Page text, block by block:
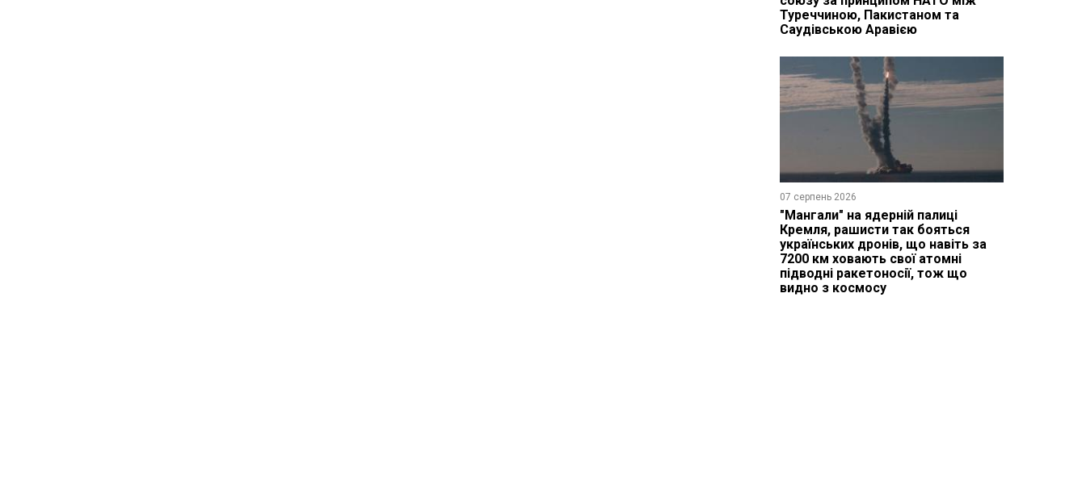
Туреччиною, Пакистаном та
Саудівською Аравією
07 серпень 2026
"Мангали" на ядерній палиці
Кремля, рашисти так бояться
українських дронів, що навіть за
7200 км ховають свої атомні
підводні ракетоносії, тож що
видно з космосу